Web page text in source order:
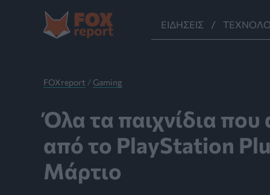
Μετάβαση
περιεχόμενο
ΕΙΔΉΣΕΙΣ
FOXreport / Gaming
Όλα τα παιχνίδια
από το PlayStation
Μάρτιο